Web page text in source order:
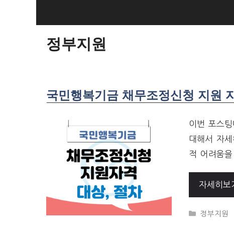
정부지원
국민행복기금 채무조정신청 지원
이번 포스
대해서 자
적 어려움
자세히보
정부지원